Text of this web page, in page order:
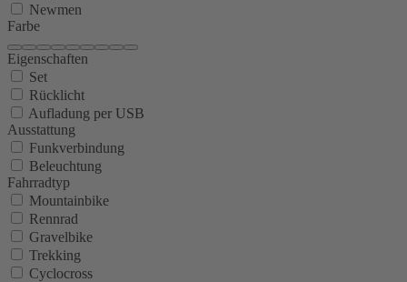
Newmen
Farbe
Eigenschaften
Set
Rücklicht
Aufladung per USB
Ausstattung
Funkverbindung
Beleuchtung
Fahrradtyp
Mountainbike
Rennrad
Gravelbike
Trekking
Cyclocross